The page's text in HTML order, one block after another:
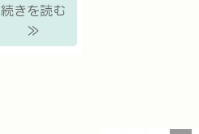
続きを読む
≫